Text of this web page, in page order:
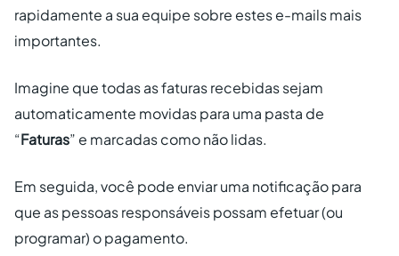
rapidamente a sua equipe sobre estes e-mails mais
importantes.
Imagine que todas as faturas recebidas sejam
automaticamente movidas para uma pasta de
“Faturas” e marcadas como não lidas.
Em seguida, você pode enviar uma notificação para
que as pessoas responsáveis possam efetuar (ou
programar) o pagamento.